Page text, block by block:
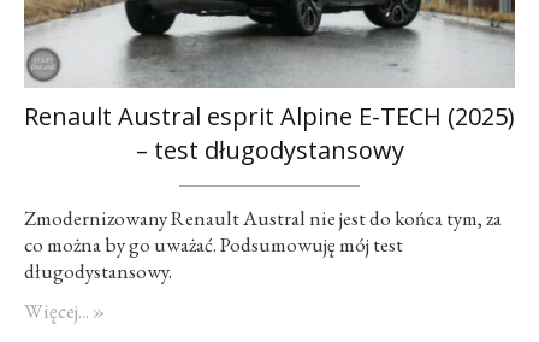
Renault Austral esprit Alpine E-TECH (2025)
– test długodystansowy
Zmodernizowany Renault Austral nie jest do końca tym, za
co można by go uważać. Podsumowuję mój test
długodystansowy.
Więcej... »